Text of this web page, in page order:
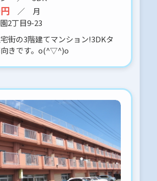
06
トな１LDKです。
しては、事前予約をお願いし
。
06
協近く
貸家 ３月中旬 修繕完了予
台対応可能です。
しては、事前予約をお願いし
／ 月
2丁目9-23
街の3階建てマンション!3DKタ
きです。o(^▽^)o